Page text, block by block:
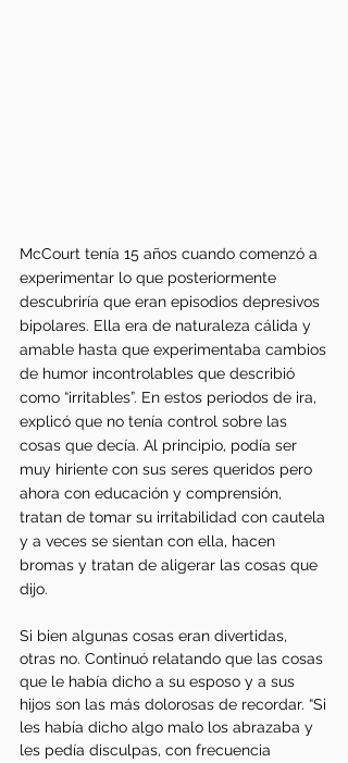
McCourt tenía 15 años cuando comenzó a
experimentar lo que posteriormente
descubriría que eran episodios depresivos
bipolares. Ella era de naturaleza cálida y
amable hasta que experimentaba cambios
de humor incontrolables que describió
como “irritables”. En estos periodos de ira,
explicó que no tenía control sobre las
cosas que decía. Al principio, podía ser
muy hiriente con sus seres queridos pero
ahora con educación y comprensión,
tratan de tomar su irritabilidad con cautela
y a veces se sientan con ella, hacen
bromas y tratan de aligerar las cosas que
dijo.
Si bien algunas cosas eran divertidas,
otras no. Continuó relatando que las cosas
que le había dicho a su esposo y a sus
hijos son las más dolorosas de recordar. “Si
les había dicho algo malo los abrazaba y
les pedía disculpas, con frecuencia